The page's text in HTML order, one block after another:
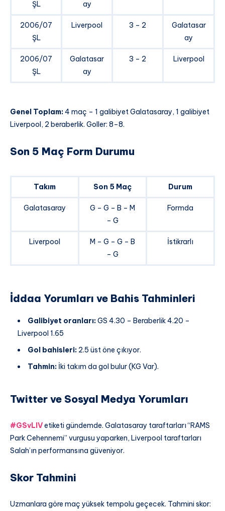
ŞL ay
2006/07
ŞL
Liverpool 3 – 2
Galatasar
ay
2006/07
ŞL
Galatasar
ay
3 – 2 Liverpool
Genel Toplam:4 maç – 1 galibiyet Galatasaray, 1 galibiyet
Liverpool, 2 beraberlik. Goller: 8–8.
Son 5 Maç Form Durumu
Takım Son 5 Maç Durum
Galatasaray
G – G – B – M
– G
Formda
Liverpool
M – G – G – B
– G
İstikrarlı
İddaa Yorumları ve Bahis Tahminleri
Galibiyet oranları:GS 4.30 – Beraberlik 4.20 –
Liverpool 1.65
Gol bahisleri: 2.5 üst öne çıkıyor.
Tahmin: İki takım da gol bulur (KG Var).
Twitter ve Sosyal Medya Yorumları
#GSvLIVetiketi gündemde. Galatasaray taraftarları “RAMS
Park Cehennemi” vurgusu yaparken, Liverpool taraftarları
Salah’ın performansına güveniyor.
Skor Tahmini
Uzmanlara göre maç yüksek tempolu geçecek. Tahmini skor: